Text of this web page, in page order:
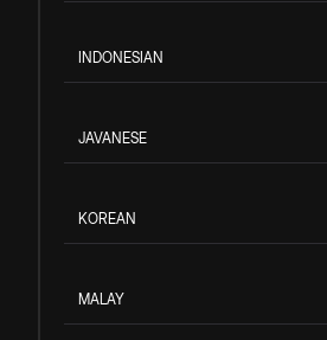
INDONESIAN
JAVANESE
KOREAN
MALAY